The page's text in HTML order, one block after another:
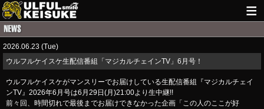
LIVE INFO
GUITAR WORKS
2026.06.23 (Tue)
ウルフルケイスケ生配信番組「マジカルチェインTV」6月号！
ウルフルケイスケがマンスリーでお届けしている生配信番組『マジカルチェイ
ンTV』2026年6月号は6月29日(月)21:00より生中継!!
前々回、時間切れで最後までお届けできなかった企画「この人のここが好